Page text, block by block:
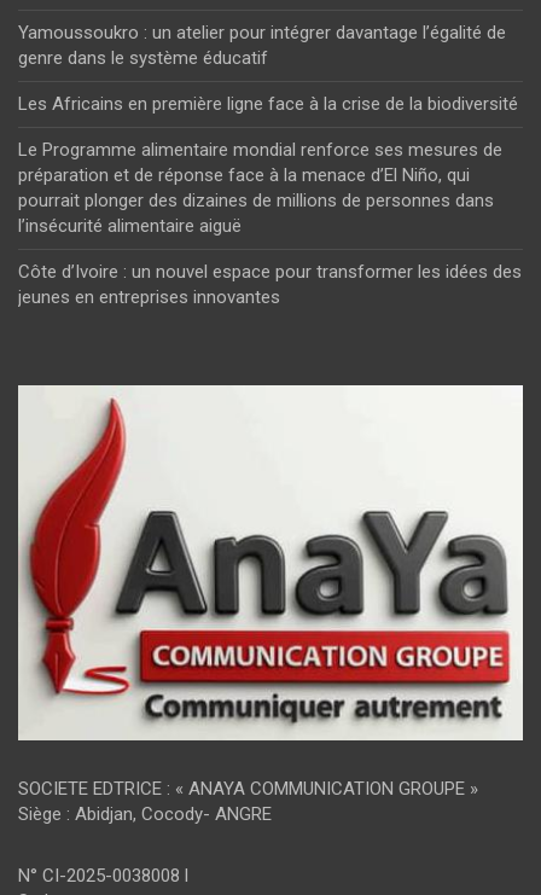
Yamoussoukro : un atelier pour intégrer davantage l’égalité de
genre dans le système éducatif
Les Africains en première ligne face à la crise de la biodiversité
Le Programme alimentaire mondial renforce ses mesures de
préparation et de réponse face à la menace d’El Niño, qui
pourrait plonger des dizaines de millions de personnes dans
l’insécurité alimentaire aiguë
Côte d’Ivoire : un nouvel espace pour transformer les idées des
jeunes en entreprises innovantes
SOCIETE EDTRICE : « ANAYA COMMUNICATION GROUPE »
Siège : Abidjan, Cocody- ANGRE
N° CI-2025-0038008 l